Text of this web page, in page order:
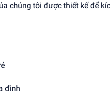
chúng tôi được thiết kế để
đình